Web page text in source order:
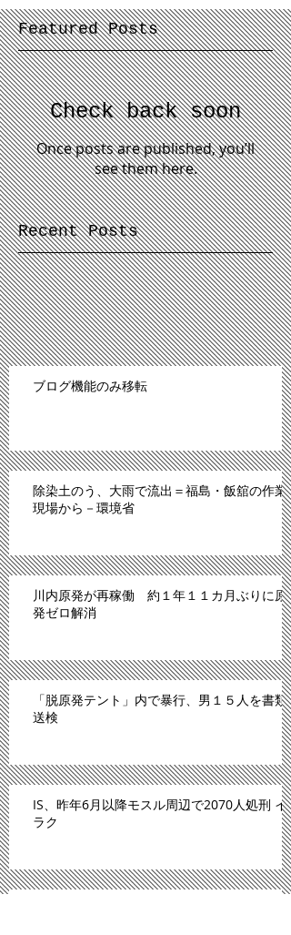
Featured Posts
Check back soon
Once posts are published, you’ll
see them here.
Recent Posts
ブログ機能のみ移転
除染土のう、大雨で流出＝福島・飯舘の作業
現場から－環境省
川内原発が再稼働 約１年１１カ月ぶりに原
発ゼロ解消
「脱原発テント」内で暴行、男１５人を書類
送検
IS、昨年6月以降モスル周辺で2070人処刑 イ
ラク